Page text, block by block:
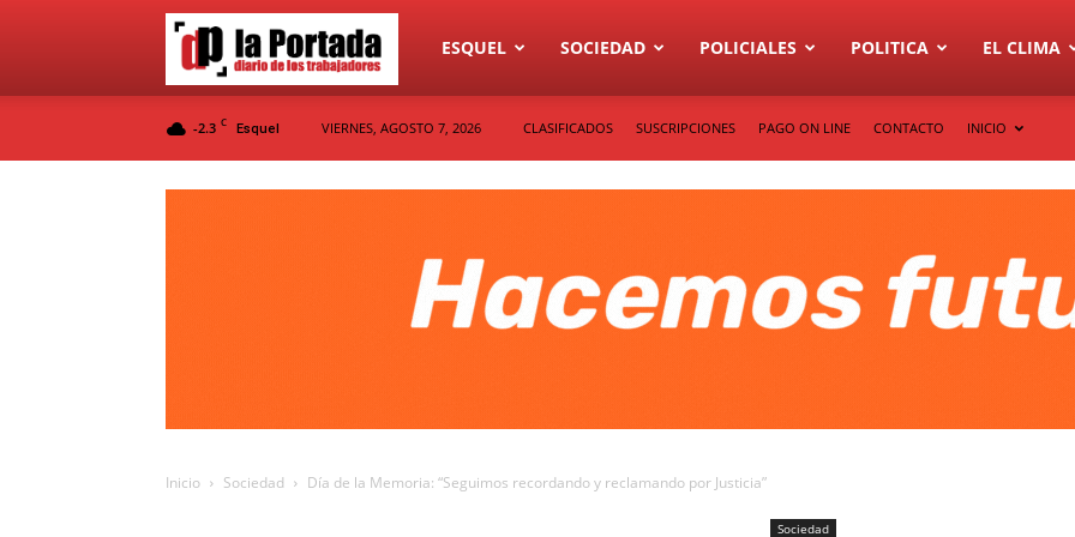
Diario
ESQUEL SOCIEDAD POLICIALES POLITICA EL CLIMA
-2.3 C Esquel VIERNES, AGOSTO 7, 2026 CLASIFICADOS SUSCRIPCIONES PAGO ON LINE CONTACTO INICIO
Inicio Sociedad Día de la Memoria: “Seguimos recordando y reclamando por Justicia”
Sociedad